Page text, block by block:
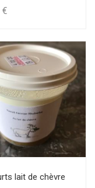
€
lait de chèvre